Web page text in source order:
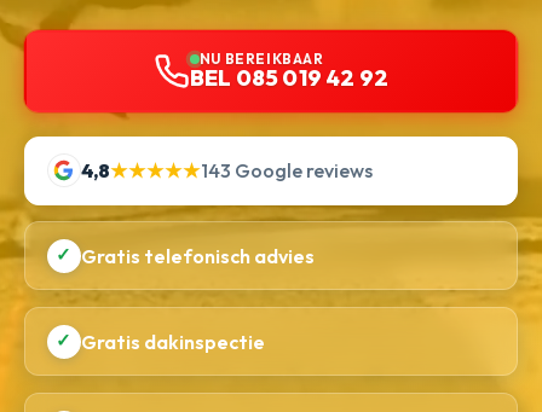
NU BEREIKBAAR
BEL 085 019 42 92
4,8★★★★★143 Google reviews
✓ Gratis telefonisch advies
✓ Gratis dakinspectie